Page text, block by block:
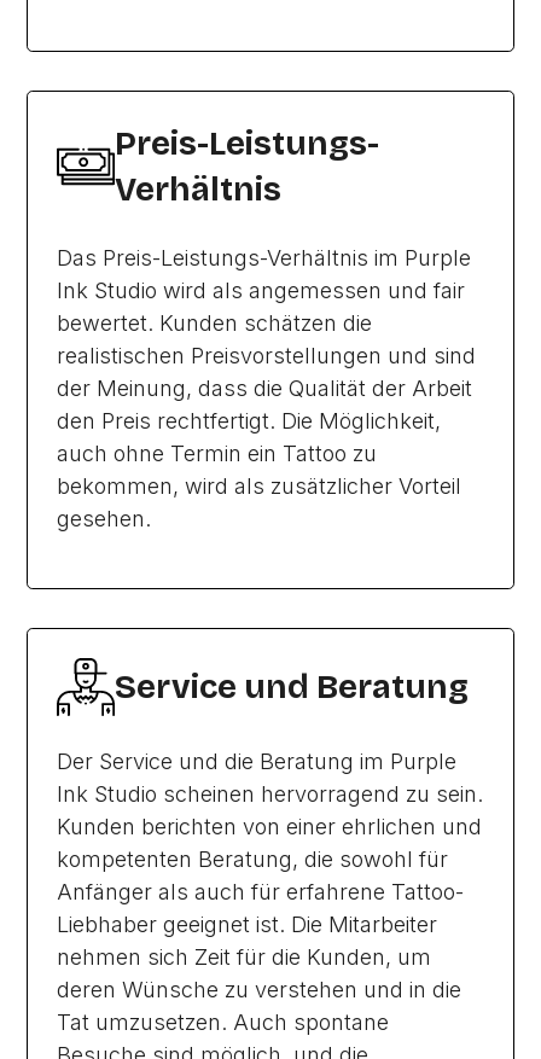
Preis-Leistungs-
Verhältnis
Das Preis-Leistungs-Verhältnis im Purple
Ink Studio wird als angemessen und fair
bewertet. Kunden schätzen die
realistischen Preisvorstellungen und sind
der Meinung, dass die Qualität der Arbeit
den Preis rechtfertigt. Die Möglichkeit,
auch ohne Termin ein Tattoo zu
bekommen, wird als zusätzlicher Vorteil
gesehen.
Service und Beratung
Der Service und die Beratung im Purple
Ink Studio scheinen hervorragend zu sein.
Kunden berichten von einer ehrlichen und
kompetenten Beratung, die sowohl für
Anfänger als auch für erfahrene Tattoo-
Liebhaber geeignet ist. Die Mitarbeiter
nehmen sich Zeit für die Kunden, um
deren Wünsche zu verstehen und in die
Tat umzusetzen. Auch spontane